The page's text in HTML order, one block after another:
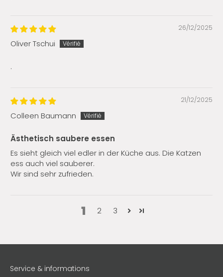
26/12/2025
Oliver Tschui
.
21/12/2025
Colleen Baumann
Ästhetisch saubere essen
Es sieht gleich viel edler in der Küche aus. Die Katzen
ess auch viel sauberer.
Wir sind sehr zufrieden.
1 2 3
Service & informations